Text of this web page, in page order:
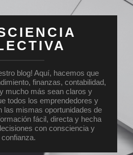
blog! Aquí, hacemos que
finanzas, contabilidad,
mucho más sean claros y
todos los emprendedores y
las mismas oportunidades de
fácil, directa y hecha
con consciencia y
confianza.